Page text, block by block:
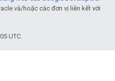
và/hoặc các đơn vị liên kết với
UTC.